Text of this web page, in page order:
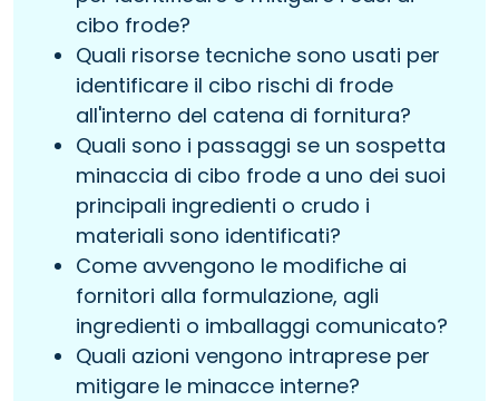
cibo frode?
Quali risorse tecniche sono usati per
identificare il cibo rischi di frode
all'interno del catena di fornitura?
Quali sono i passaggi se un sospetta
minaccia di cibo frode a uno dei suoi
principali ingredienti o crudo i
materiali sono identificati?
Come avvengono le modifiche ai
fornitori alla formulazione, agli
ingredienti o imballaggi comunicato?
Quali azioni vengono intraprese per
mitigare le minacce interne?